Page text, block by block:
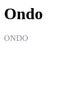
Ondo
ONDO